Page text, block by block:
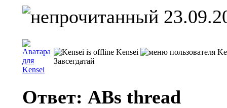
Kensei
Завсегдатай
Ответ: ABs thread